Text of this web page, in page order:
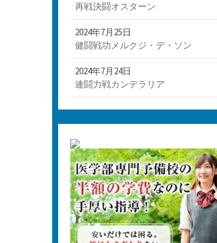
再戦決闘オスターン
2024年7月25日
健闘戦功メルクジ・デ・ソン
2024年7月24日
連闘力戦カンデラリア